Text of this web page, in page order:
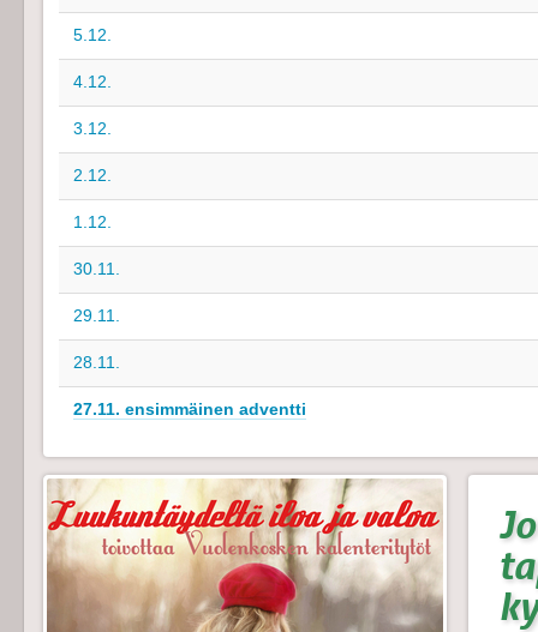
5.12.
4.12.
3.12.
2.12.
1.12.
30.11.
29.11.
28.11.
27.11. ensimmäinen adventti